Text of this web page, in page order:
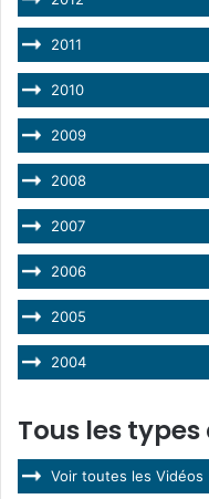
2011
2010
2009
2008
2007
2006
2005
2004
Tous les
Voir toutes les Vidéos